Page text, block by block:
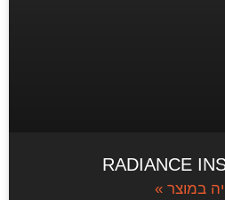
RADIANCE
במוצר »